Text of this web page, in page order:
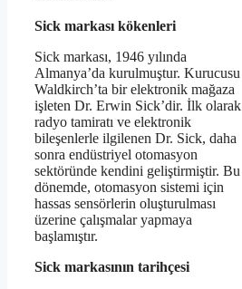
Sick markası kökenleri
Sick markası, 1946 yılında
Almanya’da kurulmuştur. Kurucusu
Waldkirch’ta bir elektronik mağaza
işleten Dr. Erwin Sick’dir. İlk olarak
radyo tamiratı ve elektronik
bileşenlerle ilgilenen Dr. Sick, daha
sonra endüstriyel otomasyon
sektöründe kendini geliştirmiştir. Bu
dönemde, otomasyon sistemi için
hassas sensörlerin oluşturulması
üzerine çalışmalar yapmaya
başlamıştır.
Sick markasının tarihçesi